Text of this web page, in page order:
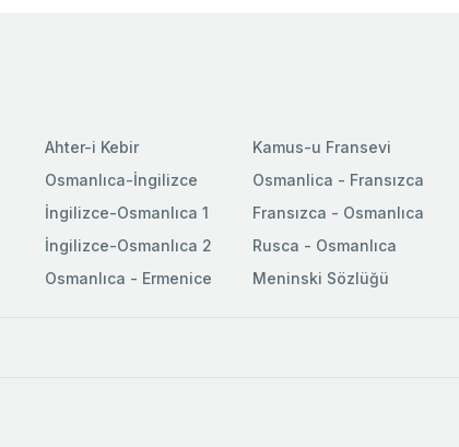
Ahter-i Kebir
Osmanlıca-İngilizce
İngilizce-Osmanlıca 1
İngilizce-Osmanlıca 2
Osmanlıca - Ermenice
Kamus-u Fransevi
Osmanlica - Fransızca
Fransızca - Osmanlıca
Rusca - Osmanlıca
Meninski Sözlüğü